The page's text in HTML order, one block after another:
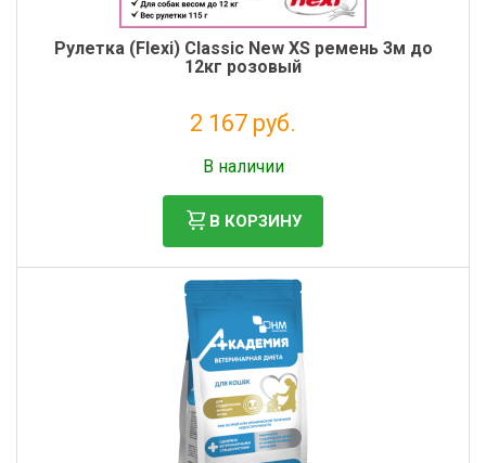
Рулетка (Flexi) Classic New ХS ремень 3м до
12кг розовый
2 167 руб.
В наличии
В КОРЗИНУ